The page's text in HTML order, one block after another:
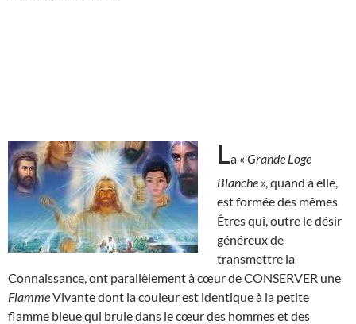
La « Grande Loge
Blanche », quand à elle,
est formée des mêmes
Êtres qui, outre le désir
généreux de
transmettre la
Connaissance, ont parallèlement à cœur de CONSERVER une
FlammeVivante dont la couleur est identique à la petite
flamme bleue qui brule dans le cœur des hommes et des